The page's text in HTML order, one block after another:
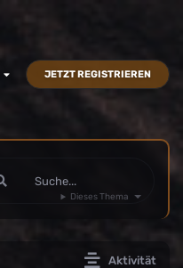
JETZT REGISTRIEREN
Dieses Thema
Aktivität